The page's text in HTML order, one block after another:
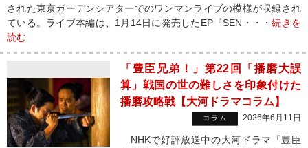
された東京ガーデンシアターでのワンマンライブの模様が収録され
ている。ライブ本編は、1月14日に発売したEP『SEN・・・続きを
読む
「豊臣兄弟！」第22回「播磨大誤
算」戦国の世の難しさを印象付けた
播磨攻略戦【大河ドラマコラム】
コラム 2026年6月11日
NHKで好評放送中の大河ドラマ「豊臣